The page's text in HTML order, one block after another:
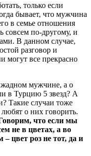
только если
бывает, что мужчина
в семье отношения
совсем по-другому, и
В данном случае,
разговор и
могут все прекрасно
жадном мужчине, а о
в Турцию 5 звезд? А
Такие случаи тоже
о них говорить.
что если мы
не в цветах, а во
цвет роз не тот, да и